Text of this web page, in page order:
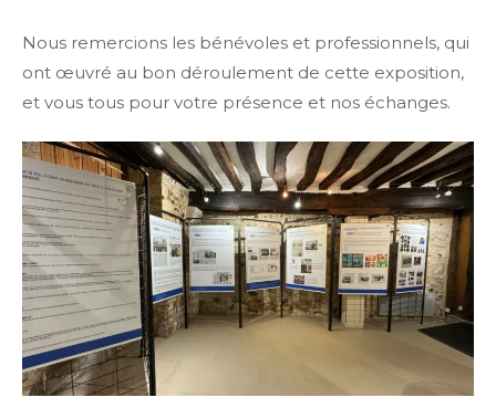
Nous remercions les bénévoles et professionnels, qui
ont œuvré au bon déroulement de cette exposition,
et vous tous pour votre présence et nos échanges.